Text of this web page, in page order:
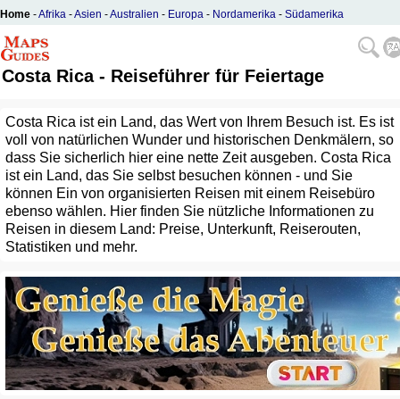
Home -Afrika -Asien -Australien - Europa - Nordamerika - Südamerika
Costa Rica - Reiseführer für Feiertage
Costa Rica ist ein Land, das Wert von Ihrem Besuch ist. Es ist
voll von natürlichen Wunder und historischen Denkmälern, so
dass Sie sicherlich hier eine nette Zeit ausgeben. Costa Rica
ist ein Land, das Sie selbst besuchen können - und Sie
können Ein von organisierten Reisen mit einem Reisebüro
ebenso wählen. Hier finden Sie nützliche Informationen zu
Reisen in diesem Land: Preise, Unterkunft, Reiserouten,
Statistiken und mehr.